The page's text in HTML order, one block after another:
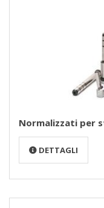
Normalizzati per
DETTAGLI